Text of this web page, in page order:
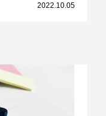
2022.10.05